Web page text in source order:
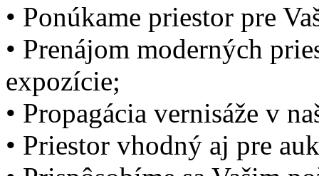
• Ponúkame priestor pre
• Prenájom moderných
expozície;
• Propagácia vernisáže v
• Priestor vhodný aj pre